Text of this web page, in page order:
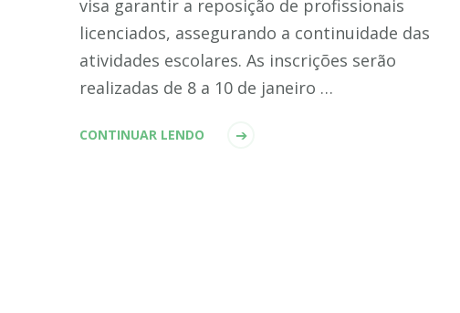
visa garantir a reposição de profissionais
licenciados, assegurando a continuidade das
atividades escolares. As inscrições serão
realizadas de 8 a 10 de janeiro …
CONTINUAR LENDO